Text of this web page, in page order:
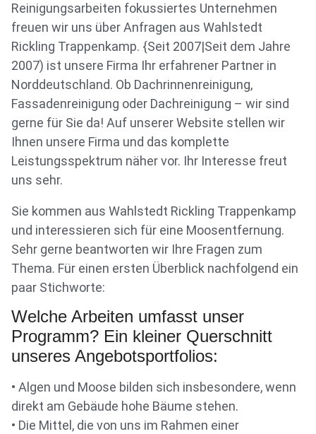
Reinigungsarbeiten fokussiertes Unternehmen
freuen wir uns über Anfragen aus Wahlstedt
Rickling Trappenkamp. {Seit 2007|Seit dem Jahre
2007) ist unsere Firma Ihr erfahrener Partner in
Norddeutschland. Ob Dachrinnenreinigung,
Fassadenreinigung oder Dachreinigung – wir sind
gerne für Sie da! Auf unserer Website stellen wir
Ihnen unsere Firma und das komplette
Leistungsspektrum näher vor. Ihr Interesse freut
uns sehr.
Sie kommen aus Wahlstedt Rickling Trappenkamp
und interessieren sich für eine Moosentfernung.
Sehr gerne beantworten wir Ihre Fragen zum
Thema. Für einen ersten Überblick nachfolgend ein
paar Stichworte:
Welche Arbeiten umfasst unser
Programm? Ein kleiner Querschnitt
unseres Angebotsportfolios:
• Algen und Moose bilden sich insbesondere, wenn
direkt am Gebäude hohe Bäume stehen.
• Die Mittel, die von uns im Rahmen einer